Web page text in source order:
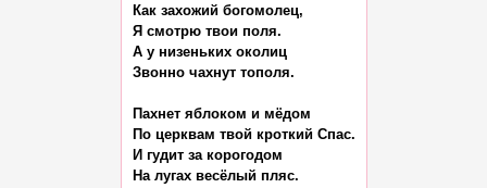
Как захожий богомолец,
Я смотрю твои поля.
А у низеньких околиц
Звонно чахнут тополя.
Пахнет яблоком и мёдом
По церквам твой кроткий Спас.
И гудит за корогодом
На лугах весёлый пляс.